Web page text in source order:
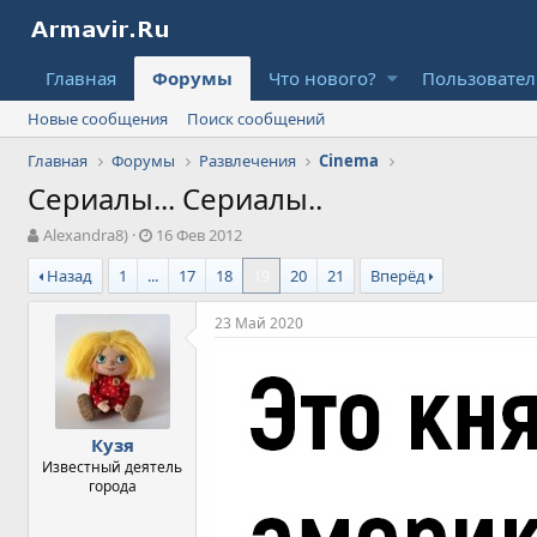
Главная Форумы Что нового?
Новые сообщения
Поиск сообщений
Главная
Форумы Развлечения Cinema
Сериалы... Сериалы..
А
в
т
о
Alexandra8)
Д
а
т
а
н
ч
а
а
16 Фев 2012
Назад
1 ... 17 18 20 21 Вперёд
Кузя
Известный деятель
города
23 Май 2020